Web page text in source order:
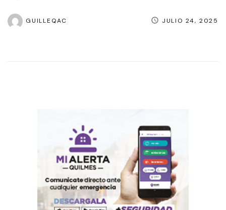
GUILLEQAC JULIO 24, 2025